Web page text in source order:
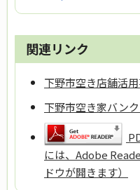
関連リンク
下野市空き店舗活
下野市空き家バン
には、Adobe
ドウが開きます）